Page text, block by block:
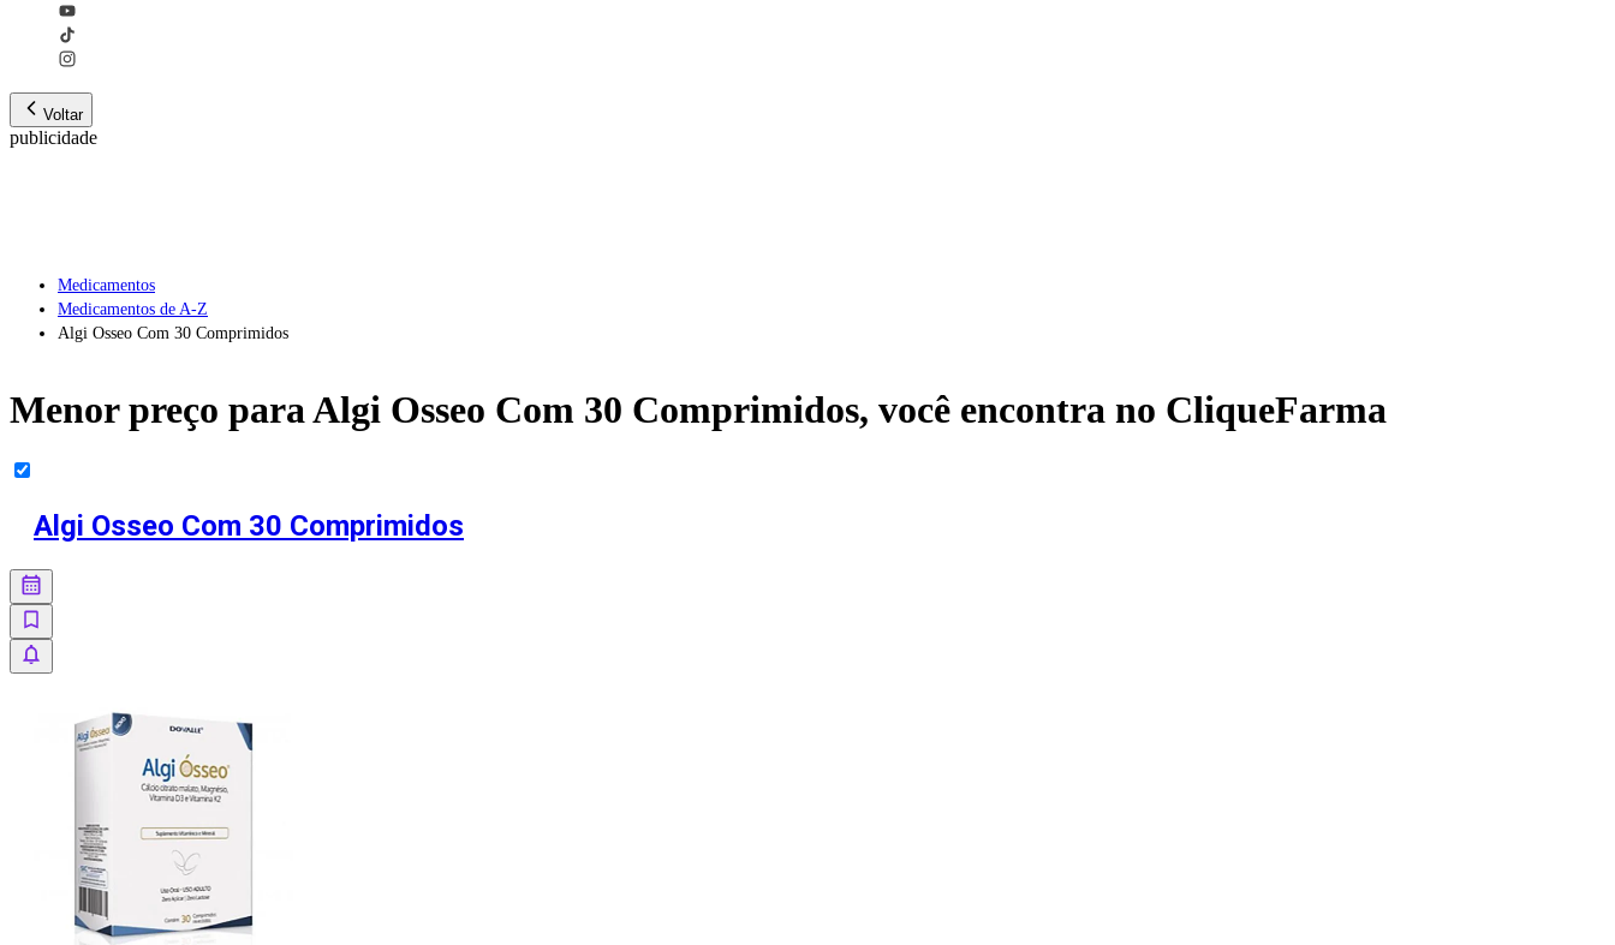
Voltar
publicidade
Medicamentos
Medicamentos de A-Z
Algi Osseo Com 30 Comprimidos
Menor preço paraAlgi Osseo Com 30 Comprimidos, você encontra no CliqueFarma
Algi Osseo Com 30 Comprimidos